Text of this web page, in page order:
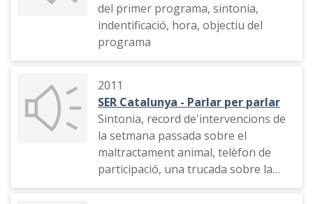
del primer programa, sintonia,
indentificació, hora, objectiu del
programa
2011
SER Catalunya - Parlar per parlar
Sintonia, record de'intervencions de
la setmana passada sobre el
maltractament animal, telèfon de
participació, una trucada sobre la
mort d'un gat, telèfon del programa